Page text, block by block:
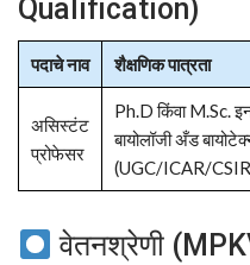
Qualification)
पदाचे नाव शैक्षणिक पात्रता
असिस्टंट
प्रोफेसर
Ph.D किंवा M.Sc.
बायोलॉजी अँड
(UGC/ICAR/
वेतनश्रेणी